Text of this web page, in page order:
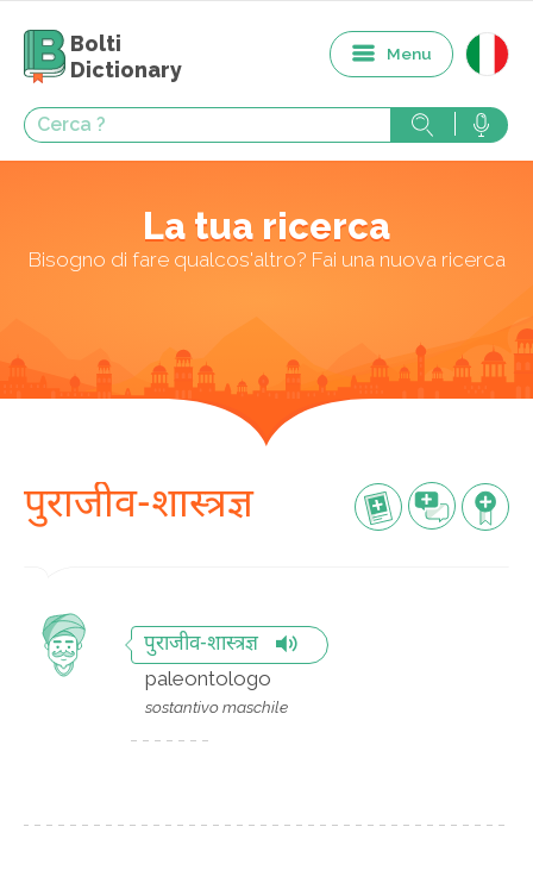
Bolti
Dictionary
Menu
La tua ricerca
Bisogno di fare qualcos'altro? Fai una nuova ricerca
पुराजीव-शास्त्रज्ञ
पुराजीव-शास्त्रज्ञ
paleontologo
sostantivo maschile